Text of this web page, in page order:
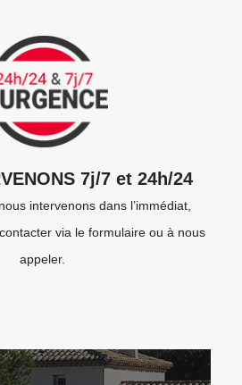
7j/7 et 24h/24
intervenons dans l’immédiat,
via le formulaire ou à nous
appeler.